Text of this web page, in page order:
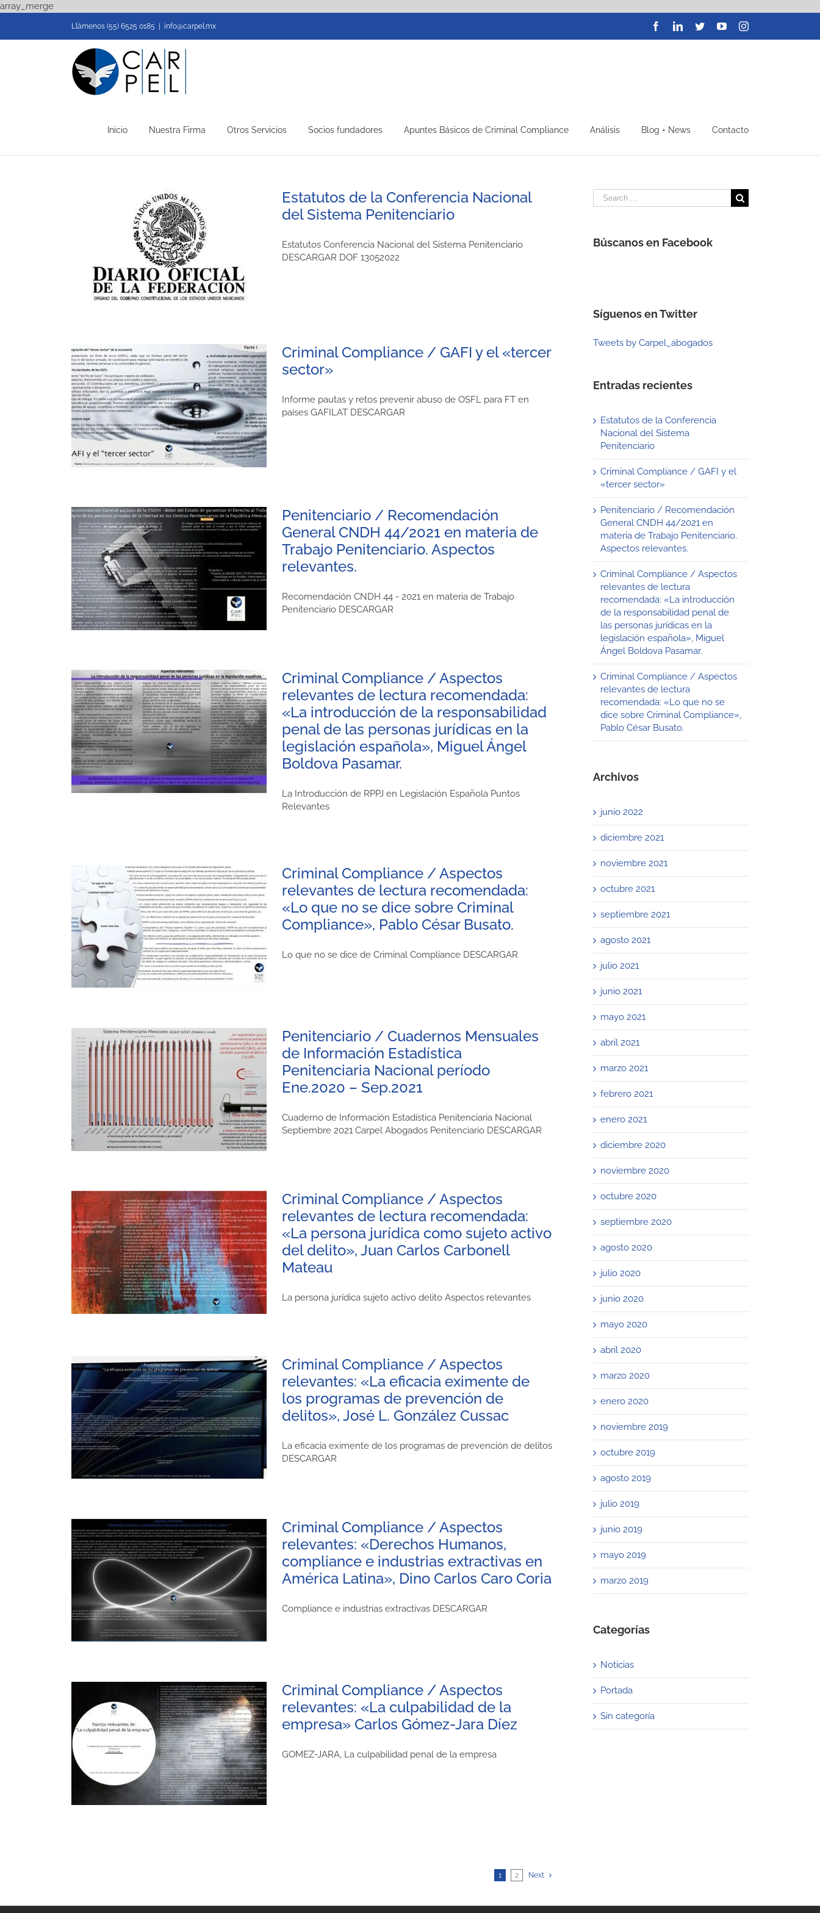
array_mergeSkip
contentLlámenos (55) 6525 0185 info@carpel.mx FacebookLinkedIn
TwitterYouTubeInstagram
Inicio Nuestra Firma Otros Servicios Socios fundadores Apuntes Básicos de Criminal Compliance Análisis Blog + News Contacto
Estatutos de la Conferencia Nacional
del Sistema Penitenciario
Estatutos Conferencia Nacional del Sistema Penitenciario
DESCARGAR DOF 13052022
Criminal Compliance / GAFI y el «tercer
sector»
Informe pautas y retos prevenir abuso de OSFL para FT en
países GAFILAT DESCARGAR
Penitenciario / Recomendación
General CNDH 44/2021 en materia de
Trabajo Penitenciario. Aspectos
relevantes.
Recomendación CNDH 44 - 2021 en materia de Trabajo
Penitenciario DESCARGAR
Criminal Compliance / Aspectos
relevantes de lectura recomendada:
«La introducción de la responsabilidad
penal de las personas jurídicas en la
legislación española», Miguel Ángel
Boldova Pasamar.
La Introducción de RPPJ en Legislación Española Puntos
Relevantes
Criminal Compliance / Aspectos
relevantes de lectura recomendada:
«Lo que no se dice sobre Criminal
Compliance», Pablo César Busato.
Lo que no se dice de Criminal Compliance DESCARGAR
Penitenciario / Cuadernos Mensuales
de Información Estadística
Penitenciaria Nacional período
Ene.2020 – Sep.2021
Cuaderno de Información Estadística Penitenciaria Nacional
Septiembre 2021 Carpel Abogados Penitenciario DESCARGAR
Criminal Compliance / Aspectos
relevantes de lectura recomendada:
«La persona jurídica como sujeto activo
del delito», Juan Carlos Carbonell
Mateau
La persona jurídica sujeto activo delito Aspectos relevantes
Criminal Compliance / Aspectos
relevantes: «La eficacia eximente de
los programas de prevención de
delitos», José L. González Cussac
La eficacia eximente de los programas de prevención de delitos
DESCARGAR
Criminal Compliance / Aspectos
relevantes: «Derechos Humanos,
compliance e industrias extractivas en
América Latina», Dino Carlos Caro Coria
Compliance e industrias extractivas DESCARGAR
Criminal Compliance / Aspectos
relevantes: «La culpabilidad de la
empresa» Carlos Gómez-Jara Díez
GOMEZ-JARA, La culpabilidad penal de la empresa
1 2 Next
Search
for:
Búscanos en Facebook
Síguenos en Twitter
Tweets by Carpel_abogados
Entradas recientes
Estatutos de la Conferencia
Nacional del Sistema
Penitenciario
Criminal Compliance / GAFI y el
«tercer sector»
Penitenciario / Recomendación
General CNDH 44/2021 en
materia de Trabajo Penitenciario.
Aspectos relevantes.
Criminal Compliance / Aspectos
relevantes de lectura
recomendada: «La introducción
de la responsabilidad penal de
las personas jurídicas en la
legislación española», Miguel
Ángel Boldova Pasamar.
Criminal Compliance / Aspectos
relevantes de lectura
recomendada: «Lo que no se
dice sobre Criminal Compliance»,
Pablo César Busato.
Archivos
junio 2022
diciembre 2021
noviembre 2021
octubre 2021
septiembre 2021
agosto 2021
julio 2021
junio 2021
mayo 2021
abril 2021
marzo 2021
febrero 2021
enero 2021
diciembre 2020
noviembre 2020
octubre 2020
septiembre 2020
agosto 2020
julio 2020
junio 2020
mayo 2020
abril 2020
marzo 2020
enero 2020
noviembre 2019
octubre 2019
agosto 2019
julio 2019
junio 2019
mayo 2019
marzo 2019
Categorías
Noticias
Portada
Sin categoría